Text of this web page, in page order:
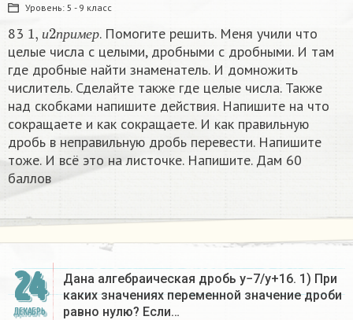
Уровень: 5 - 9 класс
83 и п р име р
2
. Помогите решить. Меня учили что
целые числа с целыми, дробными с дробными. И там
где дробные найти знаменатель. И домножить
числитель. Сделайте также где целые числа. Также
над скобками напишите действия. Напишите на что
сокращаете и как сокращаете. И как правильную
дробь в неправильную дробь перевести. Напишите
тоже. И всё это на листочке. Напишите. Дам 60
баллов
24
ДЕКАБРЬ
Дана алгебраическая дробь y−7/y+16. 1) При
каких значениях переменной значение дроби
равно нулю? Если…